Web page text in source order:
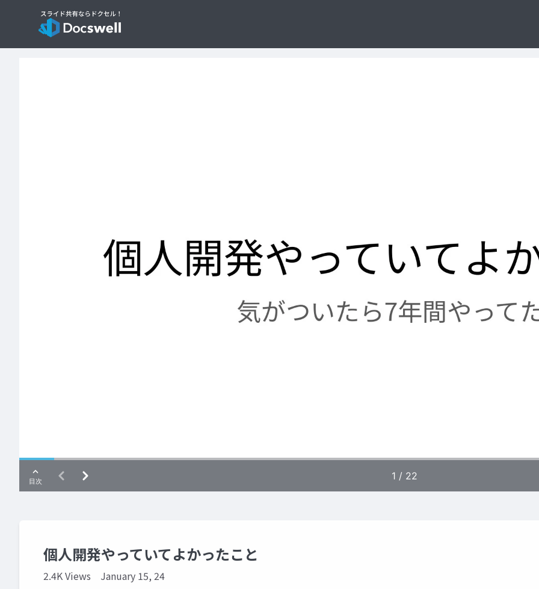
個人開発やっていてよかったこと
2.4K Views January 15, 24